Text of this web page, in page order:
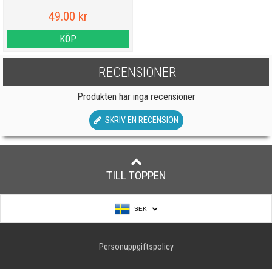
49.00 kr
KÖP
RECENSIONER
Produkten har inga recensioner
SKRIV EN RECENSION
TILL TOPPEN
SEK
Personuppgiftspolicy